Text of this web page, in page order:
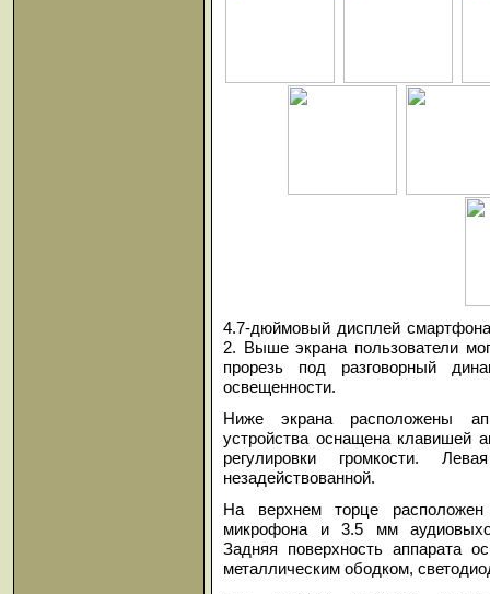
4.7-дюймовый дисплей
2. Выше экрана пользователи
прорезь под разговорный
освещенности.
Ниже экрана расположены
устройства оснащена клавишей
регулировки громкости.
незадействованной.
На верхнем торце
микрофона и 3.5 мм
Задняя поверхность аппарата
металлическим ободком,